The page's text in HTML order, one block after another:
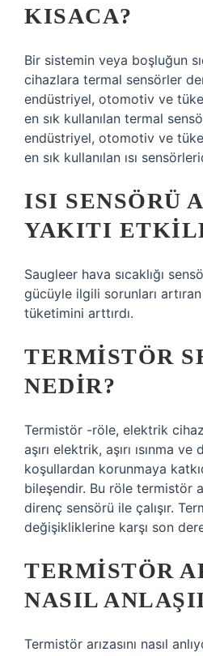
KISACA?
Bir sistemin veya boşluğun
cihazlara termal sensörler
endüstriyel, otomotiv ve
en sık kullanılan termal
endüstriyel, otomotiv ve
en sık kullanılan ısı
ISI SENSÖRÜ
YAKITI
Saugleer hava sıcaklığı
gücüyle ilgili sorunları
tüketimini arttırdı.
TERMISTÖR
NEDIR?
Termistör -röle, elektrik
aşırı elektrik, aşırı ısınma
koşullardan korunmaya
bileşendir. Bu röle termistör
direnç sensörü ile çalışır.
değişikliklerine karşı son
TERMISTÖR
NASIL
Termistör arızasını nasıl